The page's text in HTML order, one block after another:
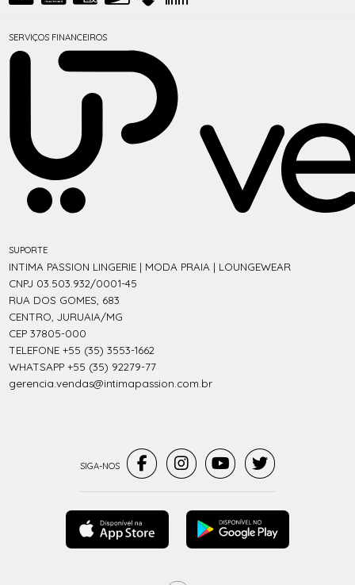
SERVIÇOS FINANCEIROS
SUPORTE
INTIMA PASSION LINGERIE | MODA PRAIA | LOUNGEWEAR
CNPJ 03.503.932/0001-45
RUA DOS GOMES, 683
CENTRO, JURUAIA/MG
CEP 37805-000
TELEFONE +55 (35) 3553-1662
WHATSAPP +55 (35) 92279-77
gerencia.vendas@intimapassion.com.br